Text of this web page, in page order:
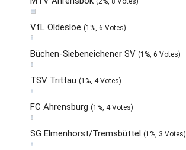
VfL Oldesloe (1%, 6 Votes)
Büchen-Siebeneichener SV (1%, 6 Votes)
TSV Trittau (1%, 4 Votes)
FC Ahrensburg (1%, 4 Votes)
SG Elmenhorst/Tremsbüttel (1%, 3 Votes)